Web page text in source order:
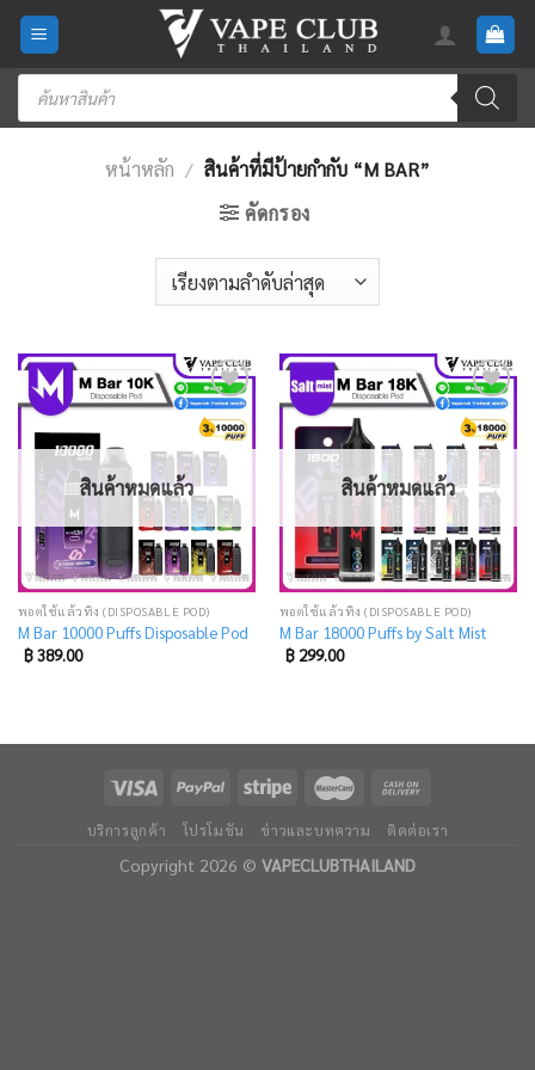
Skip
content
Products
search
หน้าหลัก / สินค้าที่มีป้ายกำกับ “M BAR”
คัดกรอง
Add
to
wishlist
สินค้าหมดแล้ว
พอตใช้แล้วทิ้ง (DISPOSABLE POD)
M Bar 10000 Puffs Disposable Pod
฿389.00
Add
to
wishlist
สินค้าหมดแล้ว
พอตใช้แล้วทิ้ง (DISPOSABLE POD)
M Bar 18000 Puffs by Salt Mist
฿299.00
บริการลูกค้า โปรโมชัน ข่าวและบทความ ติดต่อเรา
Copyright 2026 © VAPECLUBTHAILAND